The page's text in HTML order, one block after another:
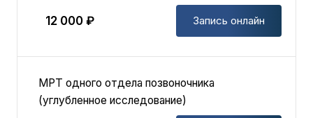
12 000 ₽ Запись онлайн
МРТ одного отдела позвоночника
(углубленное исследование)